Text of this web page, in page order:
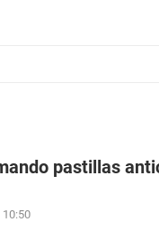
pastillas
10:50